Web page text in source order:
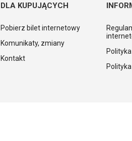
DLA KUPUJĄCYCH
Pobierz bilet internetowy
Komunikaty, zmiany
Kontakt